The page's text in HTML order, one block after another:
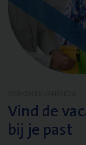
Vind de
bij je past